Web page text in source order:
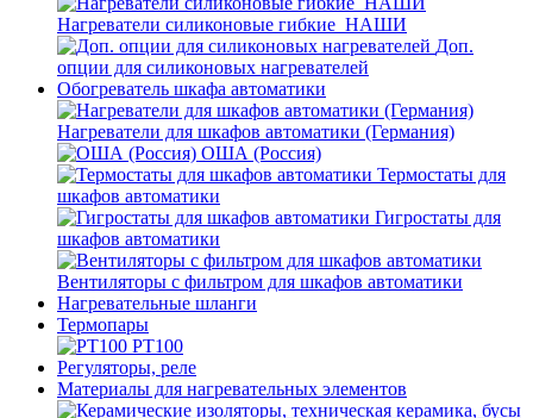
Нагреватели силиконовые гибкие_НАШИ
Доп.
опции для силиконовых нагревателей
Обогреватель шкафа автоматики
Нагреватели для шкафов автоматики (Германия)
ОША (Россия)
Термостаты для
шкафов автоматики
Гигростаты для
шкафов автоматики
Вентиляторы с фильтром для шкафов автоматики
Нагревательные шланги
Термопары
PT100
Регуляторы, реле
Материалы для нагревательных элементов